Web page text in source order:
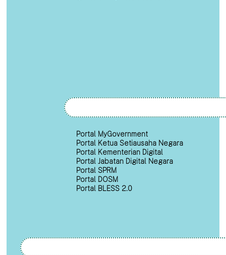
Portal MyGovernment
Portal Ketua Setiausaha Negara
Portal Kementerian Digital
Portal Jabatan Digital Negara
Portal SPRM
Portal DOSM
Portal BLESS 2.0